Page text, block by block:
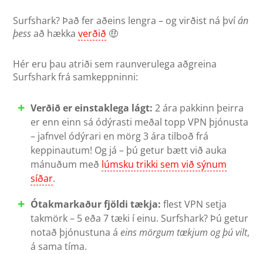
Surfshark? Það fer aðeins lengra – og virðist ná þvíán
þessað hækkaverðið 🤑
Hér eru þau atriði sem raunverulega aðgreina
Surfshark frá samkeppninni:
Verðið er einstaklega lágt: 2 ára pakkinn þeirra
er enn einn sá ódýrasti meðal topp VPN þjónusta
– jafnvel ódýrari en mörg 3 ára tilboð frá
keppinautum! Og já – þú getur bætt við auka
mánuðum með lúmsku trikki sem við sýnum
síðar.
Ótakmarkaður fjöldi tækja: flest VPN setja
takmörk – 5 eða 7 tæki í einu. Surfshark? Þú getur
notað þjónustuna áeins mörgum tækjum og þú vilt,
á sama tíma.